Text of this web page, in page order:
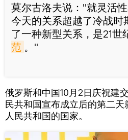
莫尔古洛夫说："就灵活
今天的关系超越了冷战时
了一种新型关系，是21世
范 。"
俄罗斯和中国10月2日庆祝建
民共和国宣布成立后的第二
人民共和国的国家。